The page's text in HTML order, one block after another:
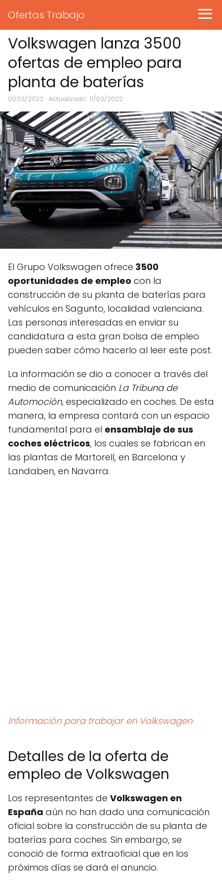
Ofertas Trabajo
Volkswagen lanza 3500
ofertas de empleo para
planta de baterías
01/03/2022 · Actualizado: 11/03/2022
El Grupo Volkswagen ofrece 3500
oportunidades de empleo con la
construcción de su planta de baterías para
vehículos en Sagunto, localidad valenciana.
Las personas interesadas en enviar su
candidatura a esta gran bolsa de empleo
pueden saber cómo hacerlo al leer este post.
La información se dio a conocer a través del
medio de comunicación La Tribuna de
Automoción, especializado en coches. De esta
manera, la empresa contará con un espacio
fundamental para el ensamblaje de sus
coches eléctricos, los cuales se fabrican en
las plantas de Martorell, en Barcelona y
Landaben, en Navarra.
Información para trabajar en Volkswagen
Detalles de la oferta de
empleo de Volkswagen
Los representantes de Volkswagen en
España aún no han dado una comunicación
oficial sobre la construcción de su planta de
baterías para coches. Sin embargo, se
conoció de forma extraoficial que en los
próximos días se dará el anuncio.